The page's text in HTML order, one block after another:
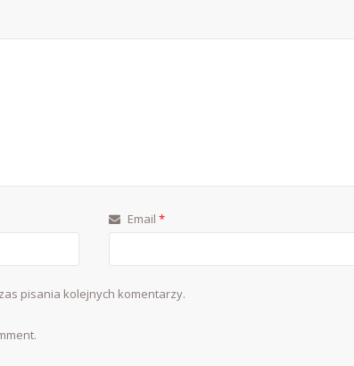
Email *
pisania kolejnych komentarzy.